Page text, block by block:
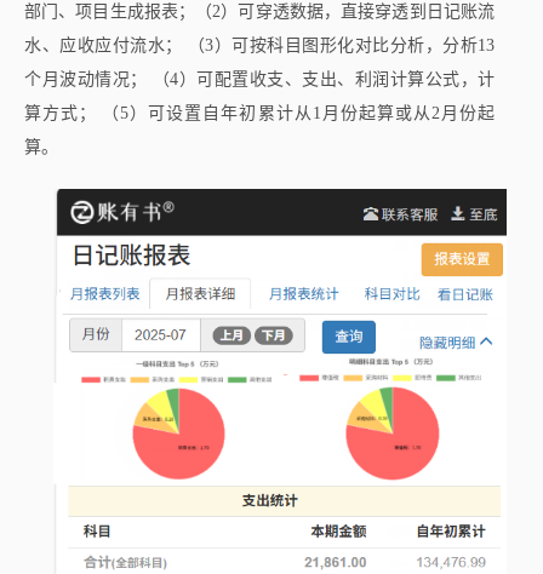
部门、项目生成报表；（2）可穿透数据，直接穿透到日记账流
水、应收应付流水； （3）可按科目图形化对比分析，分析13
个月波动情况； （4）可配置收支、支出、利润计算公式，计
算方式； （5）可设置自年初累计从1月份起算或从2月份起
算。